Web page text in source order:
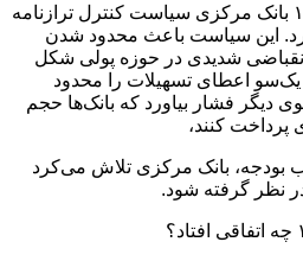
کارشناس پولی: از سال ۱۴۰۱ بانک مرکزی سیاست کنترل ترازنامه
این سیاست باعث محدود شدن
شدیدی در حوزه پولی شکل
اعطای تسهیلات را محدود
دیگر فشار بیاورد که بانک‌ها حجم
پرداخت کنند،
بودجه، بانک مرکزی تلاش می‌کرد
نظر گرفته شود.